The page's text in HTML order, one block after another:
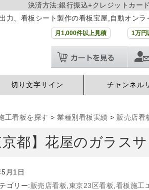
決済方法:銀行振込+クレジットカー
力、看板シート製作の看板宝屋,自動オンラ
月1,000件以上見積 1万円
切り文字サイン チャンネル
工看板を探す > 業種別看板実績 > 販売店看
京都】花屋のガラス
月1日
ゴリー:販売店看板 東京23区看板 看板施工